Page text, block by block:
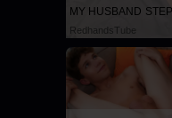
RedhandsTube